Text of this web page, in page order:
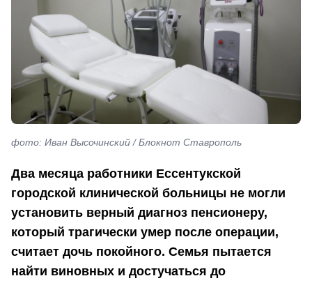
фото: Иван Высочинский / Блокнот Ставрополь
Два месяца работники Ессентукской
городской клинической больницы не могли
установить верный диагноз пенсионеру,
который трагически умер после операции,
считает дочь покойного. Семья пытается
найти виновных и достучаться до